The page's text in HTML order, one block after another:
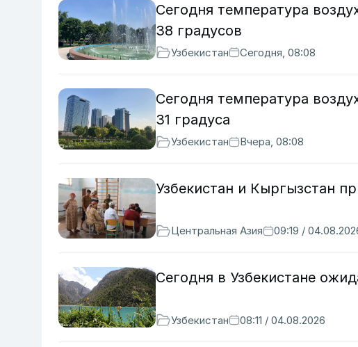
Сегодня температура
38 градусов
Узбекистан Сегодня, 08:08
Сегодня температура
31 градуса
Узбекистан Вчера, 08:08
Узбекистан и Кыргызстан
Центральная Азия 09:19 /
Сегодня в Узбекистане
Узбекистан 08:11 / 04.08.2026